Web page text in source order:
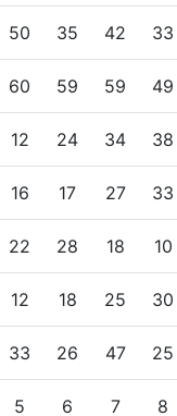
50 35 42 33
60 59 59 49
12 24 34 38
16 17 27 33
22 28 18 10
12 18 25 30
33 26 47 25
5 6 7 8